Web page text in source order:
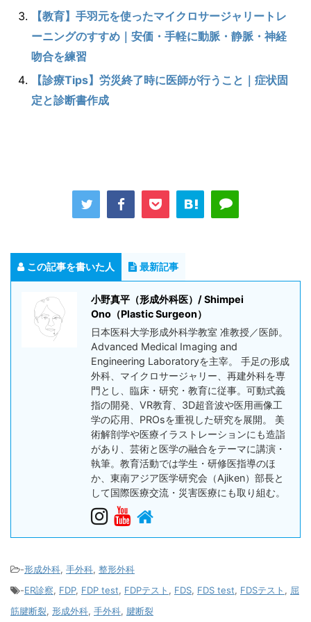
【教育】手羽元を使ったマイクロサージャリートレ
ーニングのすすめ｜安価・手軽に動脈・静脈・神経
吻合を練習
【診療Tips】労災終了時に医師が行うこと｜症状固
定と診断書作成
この記事を書いた人 最新記事
小野真平（形成外科医）/ Shimpei
Ono（Plastic Surgeon）
日本医科大学形成外科学教室 准教授／医師。
Advanced Medical Imaging and
Engineering Laboratoryを主宰。 手足の形成
外科、マイクロサージャリー、再建外科を専
門とし、臨床・研究・教育に従事。可動式義
指の開発、VR教育、3D超音波や医用画像工
学の応用、PROsを重視した研究を展開。 美
術解剖学や医療イラストレーションにも造詣
があり、芸術と医学の融合をテーマに講演・
執筆。教育活動では学生・研修医指導のほ
か、東南アジア医学研究会（Ajiken）部長と
して国際医療交流・災害医療にも取り組む。
-形成外科, 手外科, 整形外科
-ER診察, FDP, FDP test, FDPテスト , FDS, FDS test, FDSテスト , 屈
筋腱断裂, 形成外科, 手外科, 腱断裂